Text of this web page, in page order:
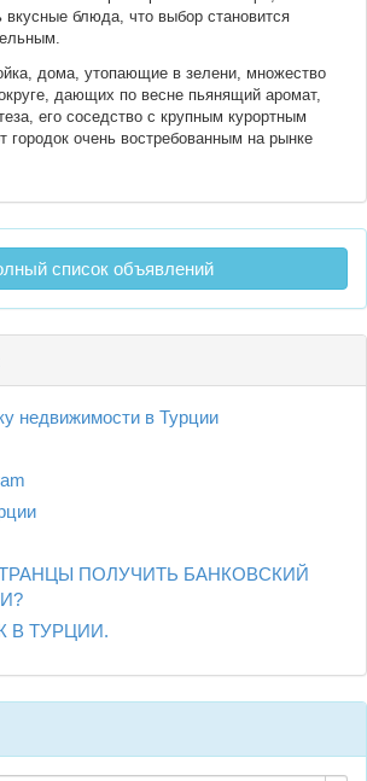
блюда, что выбор становится
дома, утопающие в зелени, множество
дающих по весне пьянящий аромат,
его соседство с крупным курортным
городок очень востребованным на рынке
список объявлений
недвижимости в Турции
ПОЛУЧИТЬ БАНКОВСКИЙ
В ТУРЦИИ.